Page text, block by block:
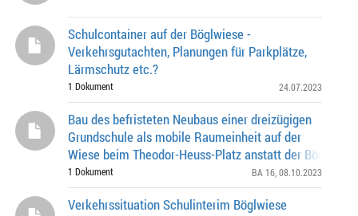
Schulcontainer auf der Böglwiese -
Verkehrsgutachten, Planungen für Parkplätze,
Lärmschutz etc.?
1 Dokument 24.07.2023
Bau des befristeten Neubaus einer dreizügigen
Grundschule als mobile Raumeinheit auf der
Wiese beim Theodor-Heuss-Platz anstatt der
weitere Fragen zum Schulinterim Böglwiese Anliegen
1 Dokument BA 16 , 08.10.2023
Verkehrssituation Schulinterim Böglwiese